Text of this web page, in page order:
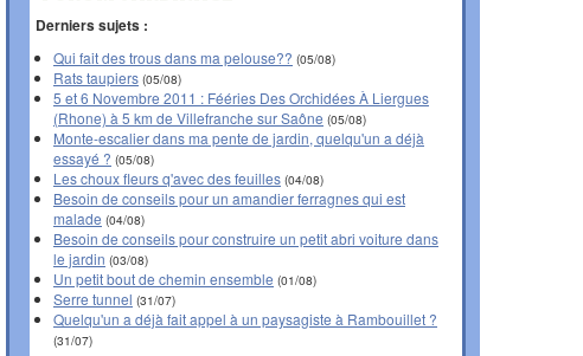
Derniers sujets :
Qui fait des trous dans ma pelouse?? (05/08)
Rats taupiers (05/08)
5 et 6 Novembre 2011 : Fééries Des Orchidées À Liergues
(Rhone) à 5 km de Villefranche sur Saône (05/08)
Monte-escalier dans ma pente de jardin, quelqu'un a déjà
essayé ? (05/08)
Les choux fleurs q'avec des feuilles (04/08)
Besoin de conseils pour un amandier ferragnes qui est
malade (04/08)
Besoin de conseils pour construire un petit abri voiture dans
le jardin (03/08)
Un petit bout de chemin ensemble (01/08)
Serre tunnel (31/07)
Quelqu'un a déjà fait appel à un paysagiste à Rambouillet ?
(31/07)